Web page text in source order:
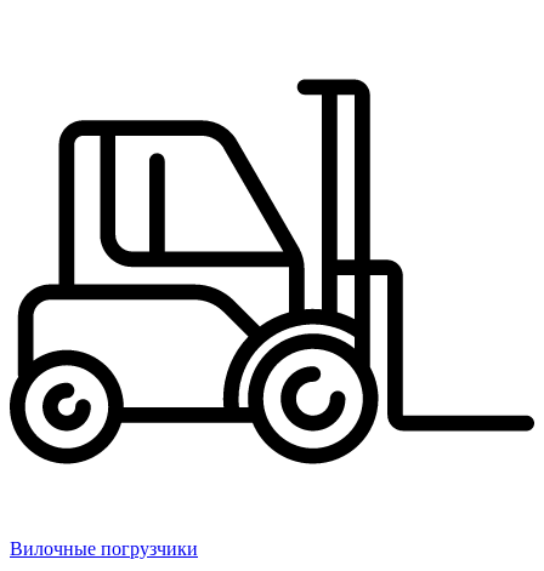
Вилочные погрузчики